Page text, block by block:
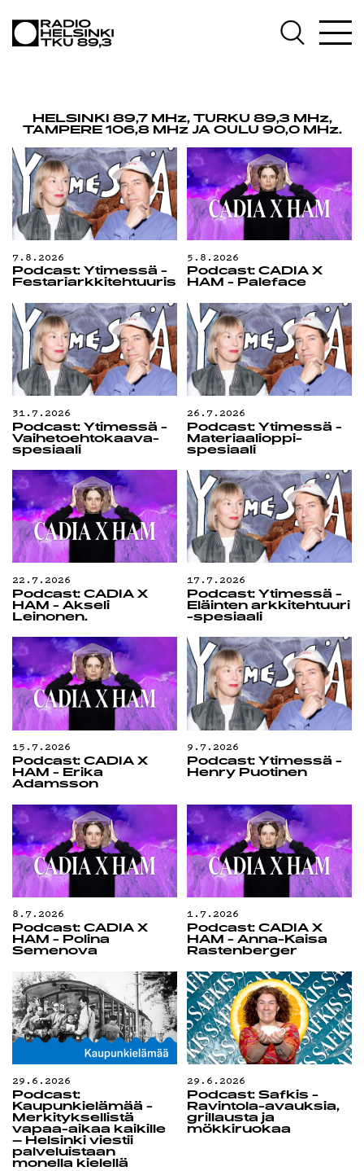
TEKIJÄT
ON-
DEMAND
PODCAST
G
LIVELAB
KIRJAUDU SISÄÄN
HELSINKI 89,7 MHz, TURKU 89,3 MHz,
TAMPERE 106,8 MHz JA OULU 90,0 MHz.
7.8.2026
Podcast: Yti­mes­sä -
Festariarkkitehtuurispesiaali
5.8.2026
Podcast: CADIA X
HAM - Paleface
31.7.2026
Podcast: Yti­mes­sä -
Vaihetoehtokaava-
spesiaali
26.7.2026
Podcast: Yti­mes­sä -
Materiaalioppi-
spesiaali
22.7.2026
Podcast: CADIA X
HAM - Akseli
Leinonen.
17.7.2026
Podcast: Yti­mes­sä -
Eläinten arkkitehtuuri
-spesiaali
15.7.2026
Podcast: CADIA X
HAM - Erika
Adamsson
9.7.2026
Podcast: Yti­mes­sä -
Henry Puotinen
8.7.2026
Podcast: CADIA X
HAM - Polina
Semenova
1.7.2026
Podcast: CADIA X
HAM - Anna-Kaisa
Rastenberger
29.6.2026
Podcast:
Kaupunkielämää -
Merkityksellistä
vapaa-aikaa kaikille
– Helsinki viestii
palveluistaan
monella kielellä
29.6.2026
Podcast: Safkis -
Ravintola-avauksia,
grillausta ja
mökkiruokaa